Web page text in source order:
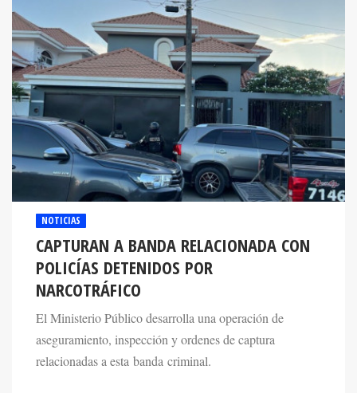
NOTICIAS
CAPTURAN A BANDA RELACIONADA CON
POLICÍAS DETENIDOS POR
NARCOTRÁFICO
El Ministerio Público desarrolla una operación de
aseguramiento, inspección y ordenes de captura
relacionadas a esta banda criminal.